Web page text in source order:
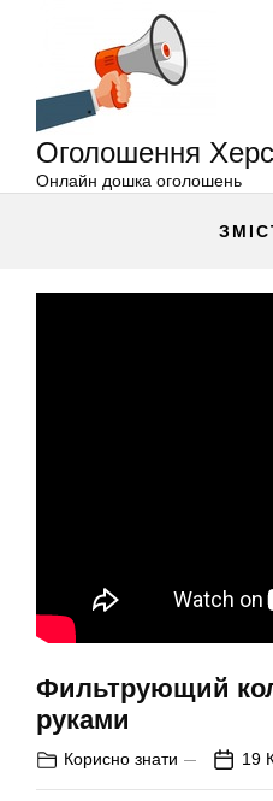
Оголошення
Онлайн дошка оголошень
Фильтрующий
руками
Корисно знати 19